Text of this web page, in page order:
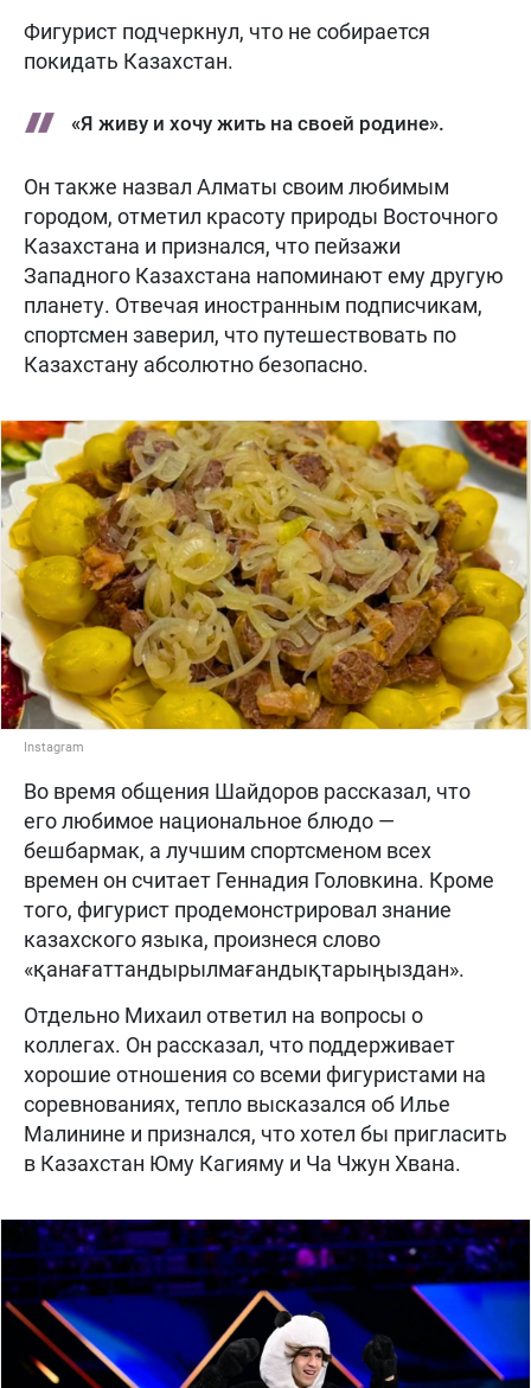
Фигурист подчеркнул, что не собирается
покидать Казахстан.
«Я живу и хочу жить на своей родине».
Он также назвал Алматы своим любимым
городом, отметил красоту природы Восточного
Казахстана и признался, что пейзажи
Западного Казахстана напоминают ему другую
планету. Отвечая иностранным подписчикам,
спортсмен заверил, что путешествовать по
Казахстану абсолютно безопасно.
Instagram
Во время общения Шайдоров рассказал, что
его любимое национальное блюдо —
бешбармак, а лучшим спортсменом всех
времен он считает Геннадия Головкина. Кроме
того, фигурист продемонстрировал знание
казахского языка, произнеся слово
«қанағаттандырылмағандықтарыңыздан».
Отдельно Михаил ответил на вопросы о
коллегах. Он рассказал, что поддерживает
хорошие отношения со всеми фигуристами на
соревнованиях, тепло высказался об Илье
Малинине и признался, что хотел бы пригласить
в Казахстан Юму Кагияму и Ча Чжун Хвана.